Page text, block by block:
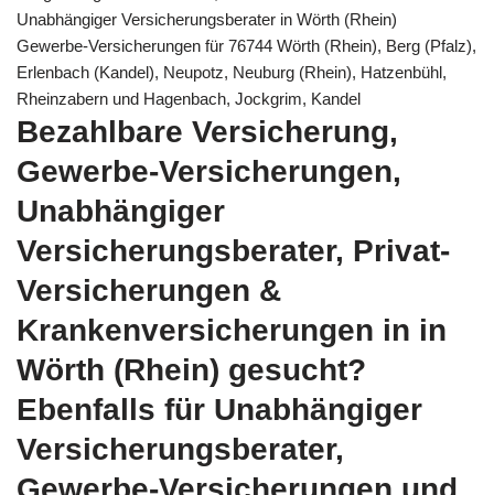
Unabhängiger Versicherungsberater in Wörth (Rhein)
Gewerbe-Versicherungen für 76744 Wörth (Rhein), Berg (Pfalz),
Erlenbach (Kandel), Neupotz, Neuburg (Rhein), Hatzenbühl,
Rheinzabern und Hagenbach, Jockgrim, Kandel
Bezahlbare Versicherung,
Gewerbe-Versicherungen,
Unabhängiger
Versicherungsberater, Privat-
Versicherungen &
Krankenversicherungen in in
Wörth (Rhein) gesucht?
Ebenfalls für Unabhängiger
Versicherungsberater,